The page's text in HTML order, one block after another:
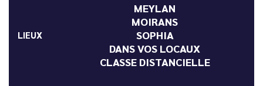
LIEUX
MEYLAN
MOIRANS
SOPHIA
DANS VOS LOCAUX
CLASSE DISTANCIELLE